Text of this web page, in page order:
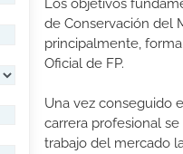
Los objetivos
de Conservación del
principalmente,
Oficial de FP.
Una vez conseguido
carrera profesional
trabajo del mercado